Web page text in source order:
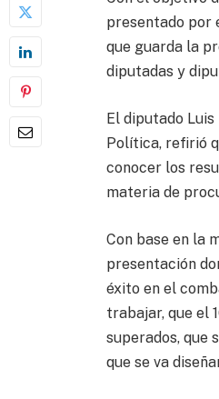
presentado por
que guarda la
diputadas y
El diputado
Política, refirió
conocer los
materia de
Con base en la
presentación
éxito en el
trabajar, que el
superados, que
que se va